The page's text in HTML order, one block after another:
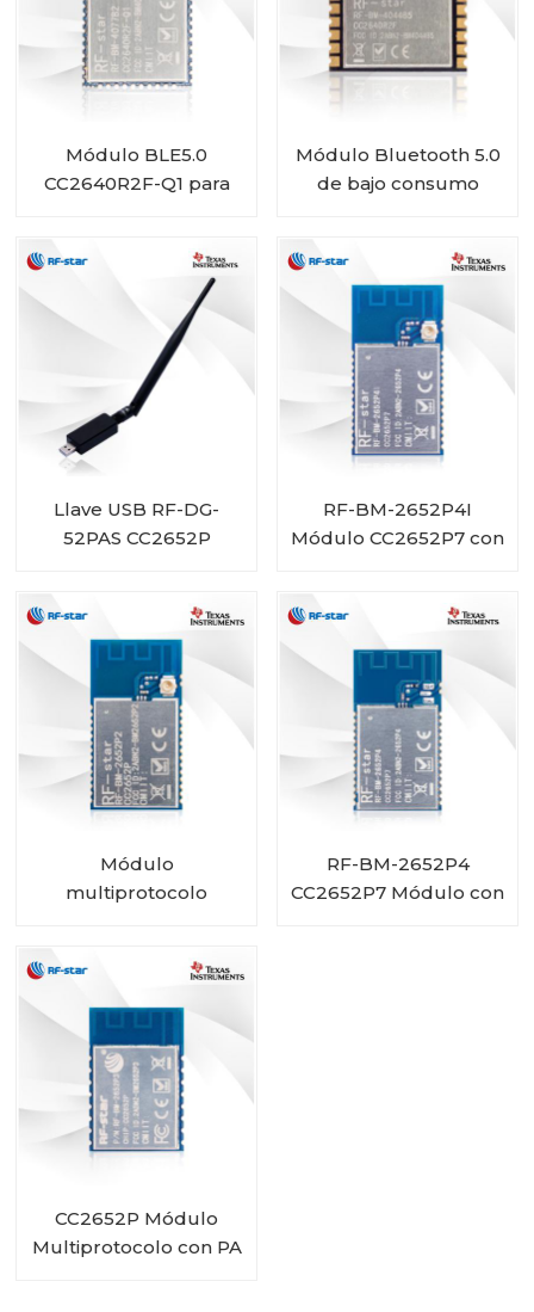
Módulo BLE5.0
CC2640R2F-Q1 para
Módulo Bluetooth 5.0
de bajo consumo
Llave USB RF-DG-
52PAS CC2652P
RF-BM-2652P4I
Módulo CC2652P7 con
Módulo
multiprotocolo
RF-BM-2652P4
CC2652P7 Módulo con
CC2652P Módulo
Multiprotocolo con PA